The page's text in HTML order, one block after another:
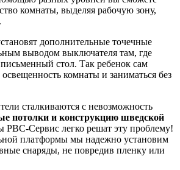
комнаты, выделяя рабочую зону,
дополнительные точечные
выводом выключателя там, где
письменный стол. Так ребенок сам
комнаты и заниматься без
сталкиваются с невозможность
потолки и конструкцию шведской
РВС-Сервис легко решат эту проблему!
платформы мы надежно установим
снаряды, не повредив пленку или